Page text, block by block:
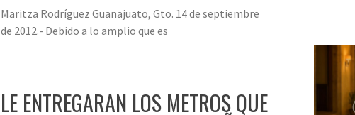
Maritza Rodríguez Guanajuato, Gto. 14 de septiembre
de 2012.- Debido a lo amplio que es
LE ENTREGARAN LOS METROS QUE